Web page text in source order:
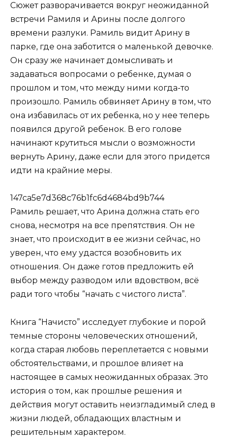
Сюжет разворачивается вокруг неожиданной
встречи Рамиля и Арины после долгого
времени разлуки. Рамиль видит Арину в
парке, где она заботится о маленькой девочке.
Он сразу же начинает домысливать и
задаваться вопросами о ребенке, думая о
прошлом и том, что между ними когда-то
произошло. Рамиль обвиняет Арину в том, что
она избавилась от их ребенка, но у нее теперь
появился другой ребенок. В его голове
начинают крутиться мысли о возможности
вернуть Арину, даже если для этого придется
идти на крайние меры.
147ca5e7d368c76b1fc6d4684bd9b744
Рамиль решает, что Арина должна стать его
снова, несмотря на все препятствия. Он не
знает, что происходит в ее жизни сейчас, но
уверен, что ему удастся возобновить их
отношения. Он даже готов предложить ей
выбор между разводом или вдовством, всё
ради того чтобы “начать с чистого листа”.
Книга “Начисто” исследует глубокие и порой
темные стороны человеческих отношений,
когда старая любовь переплетается с новыми
обстоятельствами, и прошлое влияет на
настоящее в самых неожиданных образах. Это
история о том, как прошлые решения и
действия могут оставить неизгладимый след в
жизни людей, обладающих властным и
решительным характером.